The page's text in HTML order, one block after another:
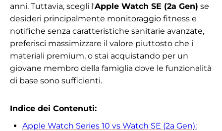
anni. Tuttavia, scegli l'Apple Watch SE (2a Gen) se
desideri principalmente monitoraggio fitness e
notifiche senza caratteristiche sanitarie avanzate,
preferisci massimizzare il valore piuttosto che i
materiali premium, o stai acquistando per un
giovane membro della famiglia dove le funzionalità
di base sono sufficienti.
Indice dei Contenuti:
Apple Watch Series 10 vs Watch SE (2a Gen):